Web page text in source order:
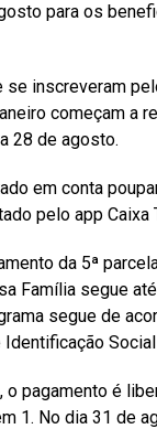
para os
se inscreveram
começam a
28 de agosto.
em conta
pelo app Caixa
da 5ª
Família segue
segue de
Social
o pagamento é
1. No dia 31 de